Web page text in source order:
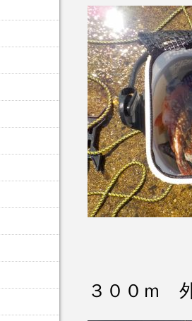
３００ｍ